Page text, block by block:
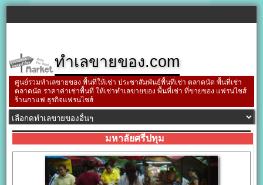
ทำเลขายของ.com
ศูนย์รวมทำเลขายของ พื้นที่ให้เช่า ประชาสัมพันธ์พื้นที่เช่า ตลาดนัด พื้นที่เช่า
ตลาดนัด ราคาค่าเช่าพื้นที่ ให้เช่าทำเลขายของ พื้นที่เช่า ที่ขายของ แฟรนไชส์
ร้านกาแฟ ธุรกิจแฟรนไชส์
มหาลัยศรีปทุม